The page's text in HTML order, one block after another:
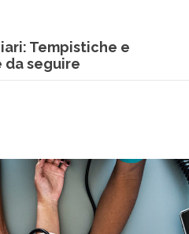
Tempistiche e
da seguire